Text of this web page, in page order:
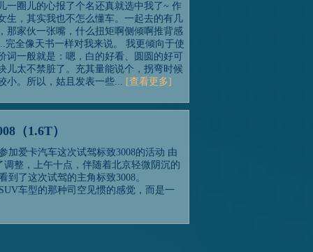
一圈儿的心报了个名还真就选中我了~ 作
生，其实我也不怎么懂车。一起去的有几
那家伙一张嘴，什么扭矩啊侧倾啊推背感
完全像天书一样对我来说。 我更倾向于使
词一般就是：嗯，白的好看、圆圆的好可
儿太不禁脏了。充其量能说个，拐弯时候
小。所以，姑且发表一些... [查看更多]
（1.6T）
加爱卡汽车这次试驾标致3008的活动 由
整，上午十点，伴随着北京轻微阴沉的
了这次试驾的主角标致3008。
车型的那种司空见惯的感觉，而是一